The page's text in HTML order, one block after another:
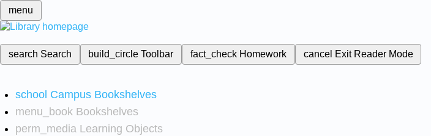
menu
search Search build_circleToolbar fact_check Homework cancel Exit Reader Mode
school Campus Bookshelves
menu_book Bookshelves
perm_media Learning Objects